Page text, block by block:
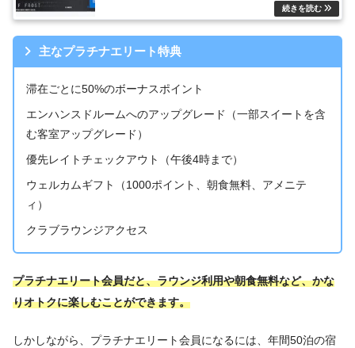
主なプラチナエリート特典
滞在ごとに50%のボーナスポイント
エンハンスドルームへのアップグレード（一部スイートを含
む客室アップグレード）
優先レイトチェックアウト（午後4時まで）
ウェルカムギフト（1000ポイント、朝食無料、アメニテ
ィ）
クラブラウンジアクセス
プラチナエリート会員だと、ラウンジ利用や朝食無料など、かな
りオトクに楽しむことができます。
しかしながら、プラチナエリート会員になるには、年間50泊の宿